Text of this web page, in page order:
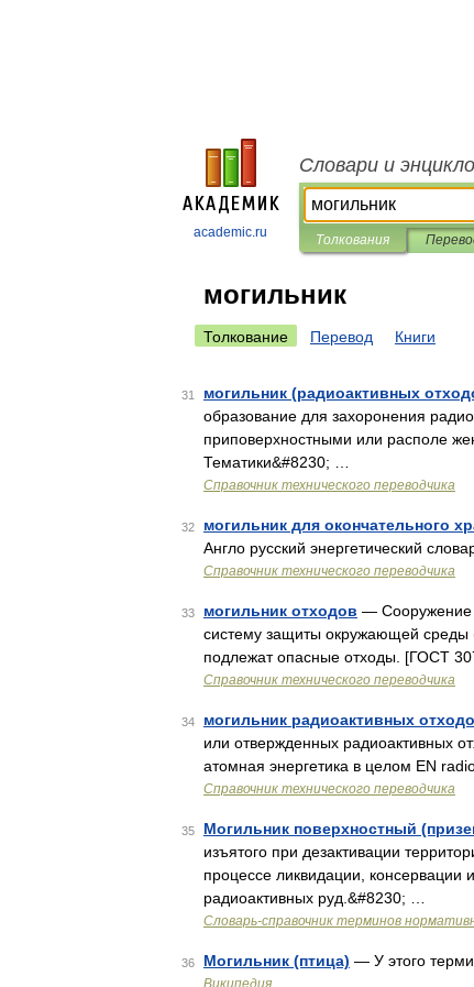
academic.ru
Словари и
Толкования
могильник
Толкование Перевод Книги
31 могильник (радиоактивных
образование для захоронения
приповерхностными или располе
Тематики&#8230; …
Справочник технического переводчика
32 могильник для окончательного
Англо русский энергетический
Справочник технического переводчика
33 могильник отходов — Сооружение
систему защиты окружающей
подлежат опасные отходы. [ГОСТ
Справочник технического переводчика
34 могильник радиоактивных
или отвержденных радиоактивных
атомная энергетика в целом EN
Справочник технического переводчика
35 Могильник поверхностный
изъятого при дезактивации
процессе ликвидации,
радиоактивных руд.&#8230; …
Словарь-справочник терминов
36 Могильник (птица) — У этого
Википедия